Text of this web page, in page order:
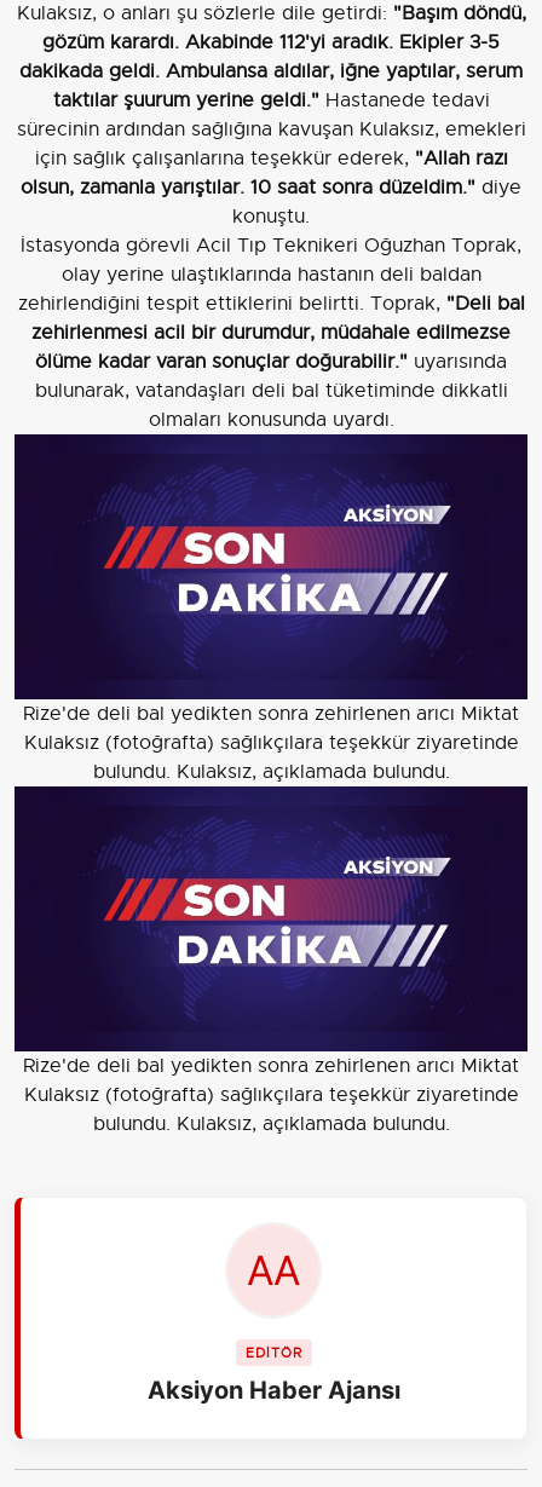
Kulaksız, o anları şu sözlerle dile getirdi: "Başım döndü,
gözüm karardı. Akabinde 112'yi aradık. Ekipler 3-5
dakikada geldi. Ambulansa aldılar, iğne yaptılar, serum
taktılar şuurum yerine geldi."Hastanede tedavi
sürecinin ardından sağlığına kavuşan Kulaksız, emekleri
için sağlık çalışanlarına teşekkür ederek, "Allah razı
olsun, zamanla yarıştılar. 10 saat sonra düzeldim." diye
konuştu.
İstasyonda görevli Acil Tıp Teknikeri Oğuzhan Toprak,
olay yerine ulaştıklarında hastanın deli baldan
zehirlendiğini tespit ettiklerini belirtti. Toprak, "Deli bal
zehirlenmesi acil bir durumdur, müdahale edilmezse
ölüme kadar varan sonuçlar doğurabilir." uyarısında
bulunarak, vatandaşları deli bal tüketiminde dikkatli
olmaları konusunda uyardı.
Rize'de deli bal yedikten sonra zehirlenen arıcı Miktat
Kulaksız (fotoğrafta) sağlıkçılara teşekkür ziyaretinde
bulundu. Kulaksız, açıklamada bulundu.
Rize'de deli bal yedikten sonra zehirlenen arıcı Miktat
Kulaksız (fotoğrafta) sağlıkçılara teşekkür ziyaretinde
bulundu. Kulaksız, açıklamada bulundu.
EDİTÖR
Aksiyon Haber Ajansı